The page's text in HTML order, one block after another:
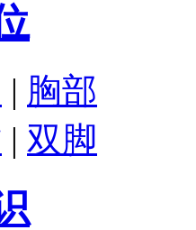
| 胸部
| 双脚